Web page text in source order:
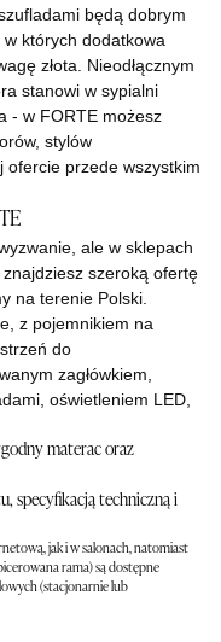
będą dobrym
których dodatkowa
złota. Nieodłącznym
stanowi w sypialni
- w FORTE możesz
stylów
ofercie przede wszystkim
ale w sklepach
szeroką ofertę
na terenie Polski.
z pojemnikiem na
do
zagłówkiem,
oświetleniem LED,
materac oraz
specyfikacją techniczną i
jak i w salonach, natomiast
rama) są dostępne
(stacjonarnie lub